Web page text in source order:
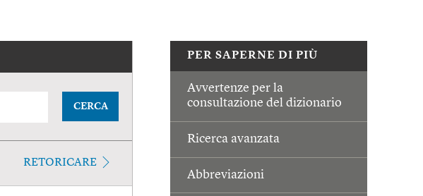
PER SAPERNE DI PIÙ
Avvertenze per la
consultazione del dizionario
Ricerca avanzata
Abbreviazioni
CERCA
RETORICARE